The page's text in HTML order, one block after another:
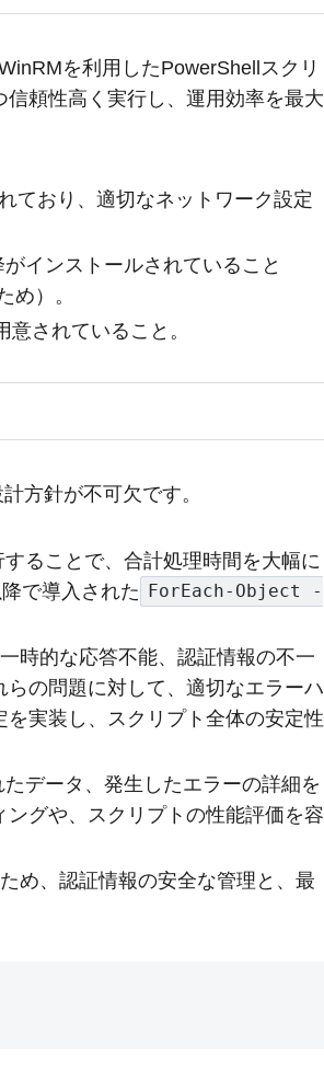
を利用したPowerShellスクリ
頼性高く実行し、運用効率を最大
ており、適切なネットワーク設定
インストールされていること
め）。
されていること。
方針が不可欠です。
ることで、合計処理時間を大幅に
で導入された
ForEach-Object -
時的な応答不能、認証情報の不一
の問題に対して、適切なエラーハ
実装し、スクリプト全体の安定性
データ、発生したエラーの詳細を
グや、スクリプトの性能評価を容
め、認証情報の安全な管理と、最